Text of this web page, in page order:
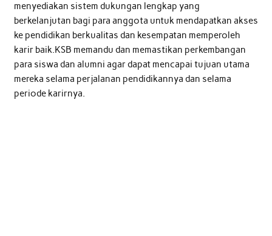
menyediakan sistem dukungan lengkap yang
berkelanjutan bagi para anggota untuk mendapatkan akses
ke pendidikan berkualitas dan kesempatan memperoleh
karir baik.KSB memandu dan memastikan perkembangan
para siswa dan alumni agar dapat mencapai tujuan utama
mereka selama perjalanan pendidikannya dan selama
periode karirnya.